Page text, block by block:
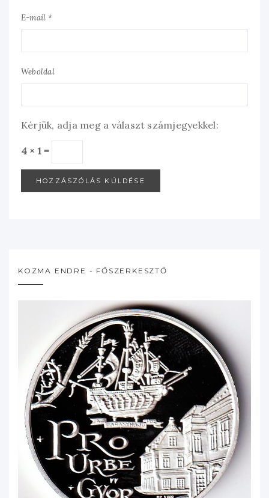
E-mail *
Weboldal
Kérjük, adja meg a választ számjegyekkel:
4 × 1 =
KOZMA ENDRE - FŐSZERKESZTŐ